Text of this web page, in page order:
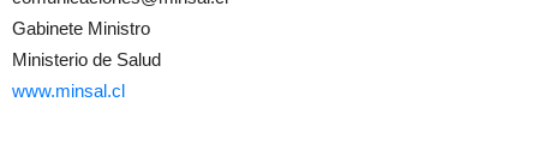
Gabinete Ministro
Ministerio de Salud
www.minsal.cl